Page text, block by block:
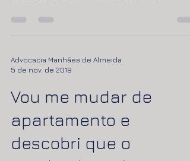
Governo editou a Medida Provisória nº
252/05,...
5 de nov. de 2019
Vou me mudar de
apartamento e